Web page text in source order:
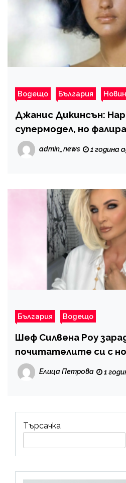
Водещо България
Джанис Дикинсън:
супермодел, но
admin_news 1 година
България Водещо
Шеф Силвена Роу
почитателите си с
(СНИМКА)
Елица Петрова 1
Търсачка